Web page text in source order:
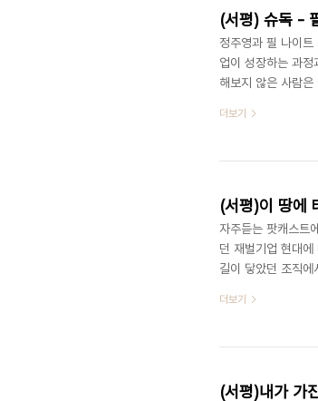
(서평) 슈독 -
정주영과 필 나이트
업이 성장하는 과
해보지 않은 사람
들을 존중하며
키에 다니는 직원
더보기
(서평)이 땅에
자주듣는 팟캐스트
던 재벌기업 현대
길이 닿았던 조직
재 얼마나 남아있
대해 이야기한다.
더보기
(서평)내가 가